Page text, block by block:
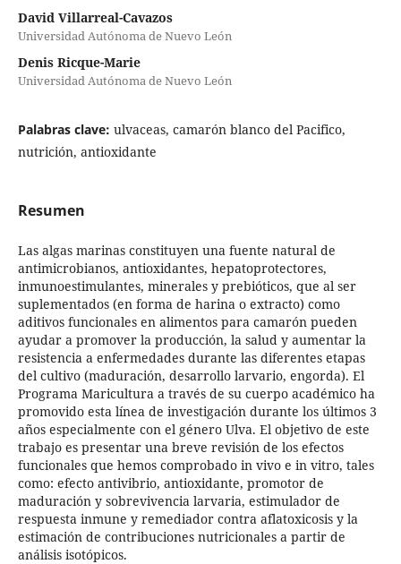
David Villarreal-Cavazos
Universidad Autónoma de Nuevo León
Denis Ricque-Marie
Universidad Autónoma de Nuevo León
Palabras clave: ulvaceas, camarón blanco del Pacifico,
nutrición, antioxidante
Resumen
Las algas marinas constituyen una fuente natural de
antimicrobianos, antioxidantes, hepatoprotectores,
inmunoestimulantes, minerales y prebióticos, que al ser
suplementados (en forma de harina o extracto) como
aditivos funcionales en alimentos para camarón pueden
ayudar a promover la producción, la salud y aumentar la
resistencia a enfermedades durante las diferentes etapas
del cultivo (maduración, desarrollo larvario, engorda). El
Programa Maricultura a través de su cuerpo académico ha
promovido esta línea de investigación durante los últimos 3
años especialmente con el género Ulva. El objetivo de este
trabajo es presentar una breve revisión de los efectos
funcionales que hemos comprobado in vivo e in vitro, tales
como: efecto antivibrio, antioxidante, promotor de
maduración y sobrevivencia larvaria, estimulador de
respuesta inmune y remediador contra aflatoxicosis y la
estimación de contribuciones nutricionales a partir de
análisis isotópicos.